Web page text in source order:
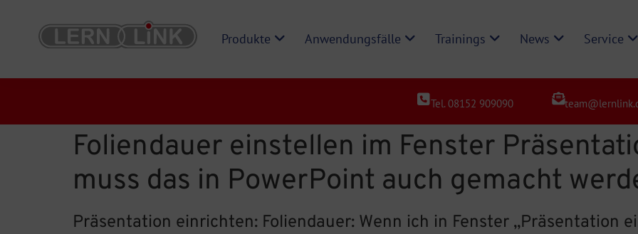
Produkte Anwendungsfälle Trainings News Service
Tel. 08152 909090
Foliendauer einstellen im Fenster
muss das in PowerPoint auch gemacht
Präsentation einrichten: Foliendauer: Wenn ich in Fenster „Präsentation